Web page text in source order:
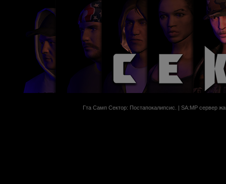
Гта Самп Сектор: Постапокалипсиc. | SA:MP сервер